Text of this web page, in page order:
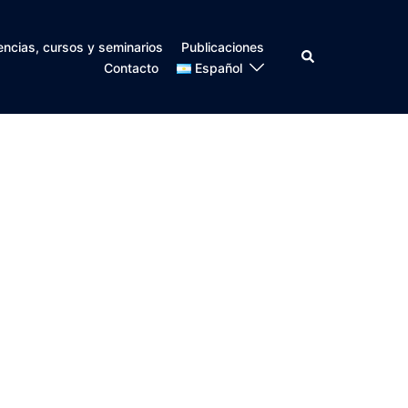
cursos y seminarios
Publicaciones
Contacto
Español
Search